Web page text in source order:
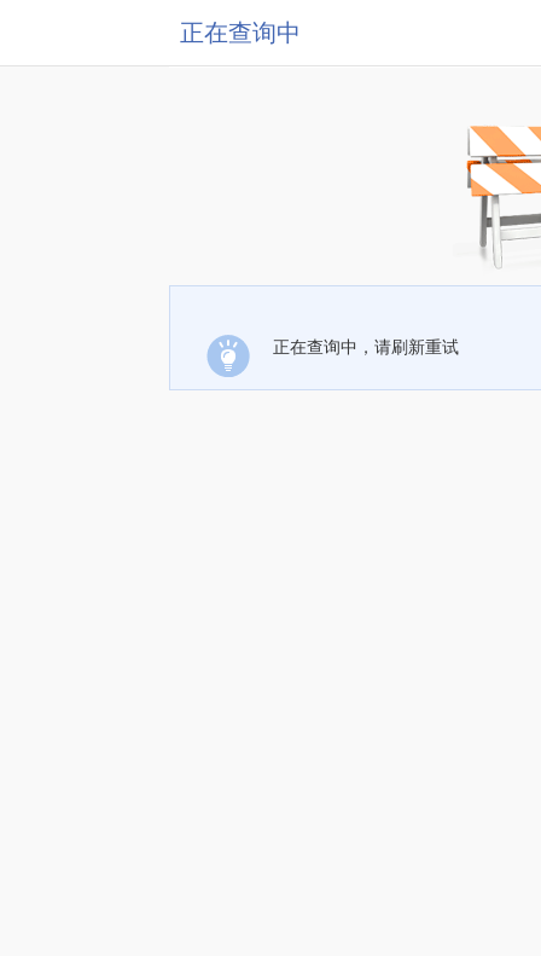
正在查询中
正在查询中，请刷新重试